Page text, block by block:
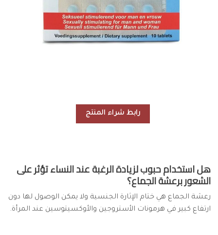
رابط شراء المنتج
هل استخدام حبوب لزيادة الرغبة عند النساء تؤثر على
الشعور برعشة الجماع؟
رعشة الجماع هي ختام الإثارة الجنسية ولا يمكن الوصول لها دون
ارتفاع كبير في هرمونات الأستروجين والأوكسيتوسين عند المرأة.